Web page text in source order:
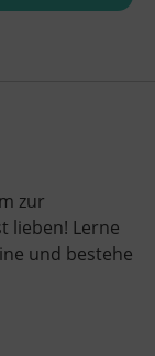
zur
lieben! Lerne
und bestehe